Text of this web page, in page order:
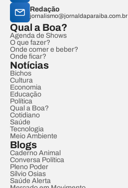
Redação
jornalismo@jornaldaparaiba.com.br
Qual a Boa?
Agenda de Shows
O que fazer?
Onde comer e beber?
Onde ficar?
Notícias
Bichos
Cultura
Economia
Educação
Política
Qual a Boa?
Cotidiano
Saúde
Tecnologia
Meio Ambiente
Blogs
Caderno Animal
Conversa Política
Pleno Poder
Sílvio Osias
Saúde Alerta